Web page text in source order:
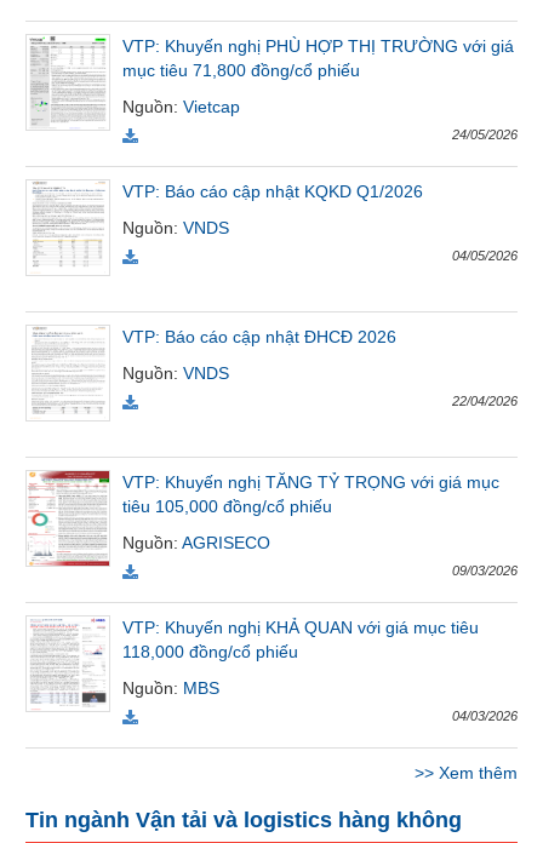
VTP: Khuyến nghị PHÙ HỢP THỊ TRƯỜNG với giá
mục tiêu 71,800 đồng/cổ phiếu
Nguồn:Vietcap
24/05/2026
VTP: Báo cáo cập nhật KQKD Q1/2026
Nguồn:VNDS
04/05/2026
VTP: Báo cáo cập nhật ĐHCĐ 2026
Nguồn:VNDS
22/04/2026
VTP: Khuyến nghị TĂNG TỶ TRỌNG với giá mục
tiêu 105,000 đồng/cổ phiếu
Nguồn:AGRISECO
09/03/2026
VTP: Khuyến nghị KHẢ QUAN với giá mục tiêu
118,000 đồng/cổ phiếu
Nguồn: MBS
04/03/2026
>> Xem thêm
Tin ngành Vận tải và logistics hàng không
TIỆN
ÍCH
BẤT
ĐỘNG
SẢN
chứng
khoán
(-)
Tất cả
Lãnh
đạo
(-)
Người nội bộ
Tin
tức
(-)
của
tác